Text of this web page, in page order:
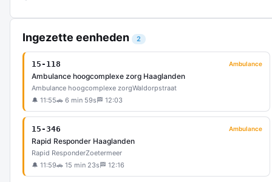
Ingezette eenheden 2
15-118 Ambulance
Ambulance hoogcomplexe zorg Haaglanden
Ambulance hoogcomplexe zorgWaldorpstraat
🔔 11:55🚗 6 min 59s 🏁 12:03
15-346 Ambulance
Rapid Responder Haaglanden
Rapid ResponderZoetermeer
🔔 11:59🚗 15 min 23s 🏁 12:16